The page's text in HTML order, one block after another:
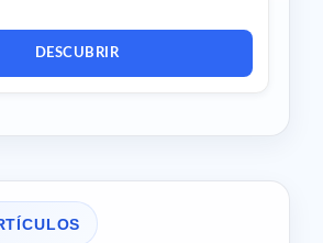
DESCUBRIR